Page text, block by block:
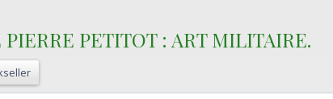
PETITOT : ART MILITAIRE.‎